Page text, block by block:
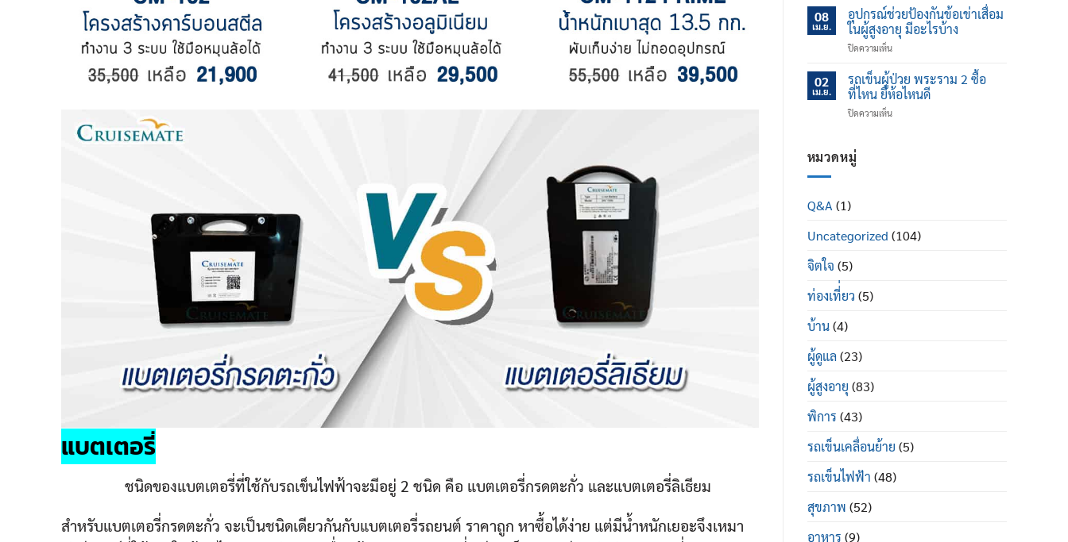
แบตเตอรี่
ชนิดของแบตเตอรี่ที่ใช้กับรถเข็นไฟฟ้าจะมีอยู่ 2 ชนิด คือ แบตเตอรี่กรดตะกั่ว และแบตเตอรี่ลิเธียม
สำหรับแบตเตอรี่กรดตะกั่ว จะเป็นชนิดเดียวกันกับแบตเตอรี่รถยนต์ ราคาถูก หาซื้อได้ง่าย แต่มีน้ำหนักเยอะจึงเหมา
อันตราย
มาก
แค่
ไหน
เข็น
ไฟฟ้า
ปรับ
เอน
ปรับ
นอน
ดี
08
เม.ย.
อุปกรณ์ช่วยป้องกันข้อเข่าเสื่อม
ในผู้สูงอายุ มีอะไรบ้าง
ปิดความเห็นบน
ช่วย
ป้องกัน
ข้อ
เข่า
02
เม.ย.
รถเข็นผู้ป่วย พระราม 2 ซื้อ
ที่ไหน ยี่ห้อไหนดี
ปิดความเห็นบน
ยี่ห้อ
หมวดหมู่
Q&A (1)
Uncategorized (104)
จิตใจ (5)
ท่องเที่่ยว (5)
บ้าน(4)
ผู้ดูแล (23)
ผู้สูงอายุ (83)
พิการ (43)
รถเข็นเคลื่อนย้าย (5)
รถเข็นไฟฟ้า (48)
สุขภาพ (52)
อาหาร (9)